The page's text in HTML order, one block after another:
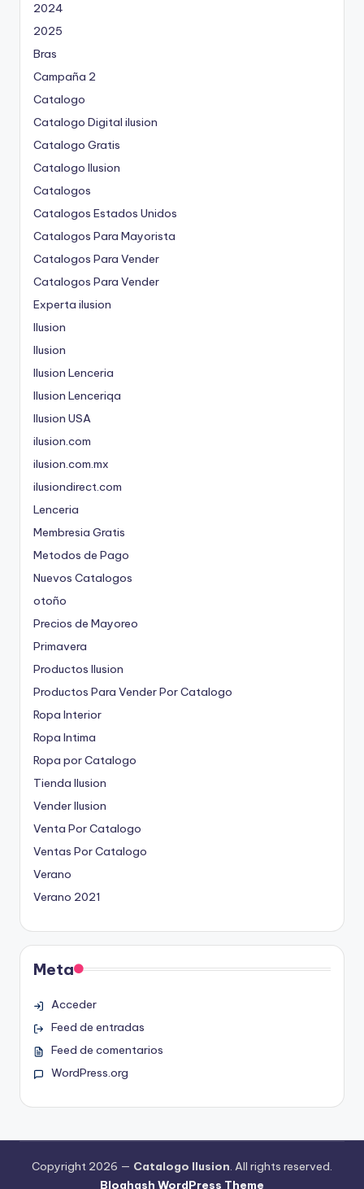
2024
2025
Bras
Campaña 2
Catalogo
Catalogo Digital ilusion
Catalogo Gratis
Catalogo Ilusion
Catalogos
Catalogos Estados Unidos
Catalogos Para Mayorista
Catalogos Para Vender
Catalogos Para Vender
Experta ilusion
Ilusion
Ilusion
Ilusion Lenceria
Ilusion Lenceriqa
Ilusion USA
ilusion.com
ilusion.com.mx
ilusiondirect.com
Lenceria
Membresia Gratis
Metodos de Pago
Nuevos Catalogos
otoño
Precios de Mayoreo
Primavera
Productos Ilusion
Productos Para Vender Por Catalogo
Ropa Interior
Ropa Intima
Ropa por Catalogo
Tienda Ilusion
Vender Ilusion
Venta Por Catalogo
Ventas Por Catalogo
Verano
Verano 2021
Meta
Acceder
Feed de entradas
Feed de comentarios
WordPress.org
Copyright 2026 — Catalogo Ilusion. All rights reserved.
Bloghash WordPress Theme